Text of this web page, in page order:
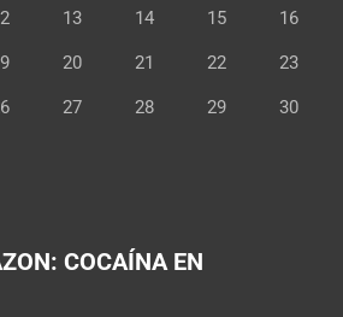
13 14 15 16
20 21 22 23
27 28 29 30
COCAÍNA EN